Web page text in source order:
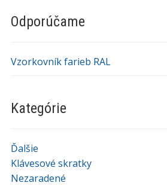
Odporúčame
Vzorkovník farieb RAL
Kategórie
Ďalšie
Klávesové skratky
Nezaradené